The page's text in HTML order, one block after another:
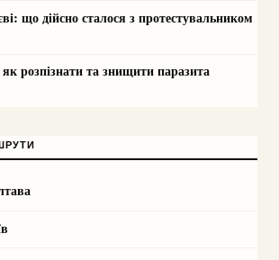
що дійсно сталося з протестувальником
розпізнати та знищити паразита